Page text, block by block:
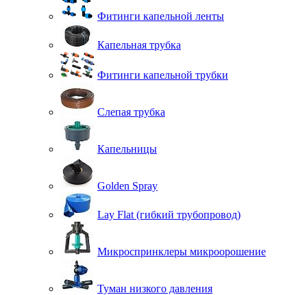
Фитинги капельной ленты
Капельная трубка
Фитинги капельной трубки
Слепая трубка
Капельницы
Golden Spray
Lay Flat (гибкий трубопровод)
Микроспринклеры микроорошение
Туман низкого давления